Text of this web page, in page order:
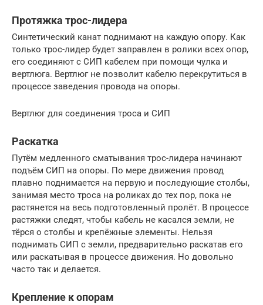
Протяжка трос-лидера
Синтетический канат поднимают на каждую опору. Как
только трос-лидер будет заправлен в ролики всех опор,
его соединяют с СИП кабелем при помощи чулка и
вертлюга. Вертлюг не позволит кабелю перекрутиться в
процессе заведения провода на опоры.
Вертлюг для соединения троса и СИП
Раскатка
Путём медленного сматывания трос-лидера начинают
подъём СИП на опоры. По мере движения провод
плавно поднимается на первую и последующие столбы,
занимая место троса на роликах до тех пор, пока не
растянется на весь подготовленный пролёт. В процессе
растяжки следят, чтобы кабель не касался земли, не
тёрся о столбы и крепёжные элементы. Нельзя
поднимать СИП с земли, предварительно раскатав его
или раскатывая в процессе движения. Но довольно
часто так и делается.
Крепление к опорам